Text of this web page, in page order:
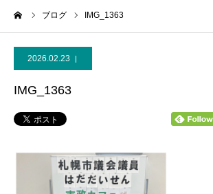
ブログ IMG_1363
2026.02.23
IMG_1363
応援する
個人献金